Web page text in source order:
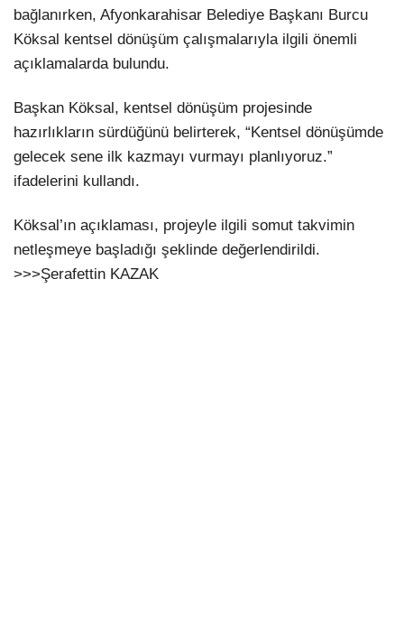
bağlanırken, Afyonkarahisar Belediye Başkanı Burcu
Köksal kentsel dönüşüm çalışmalarıyla ilgili önemli
açıklamalarda bulundu.
Başkan Köksal, kentsel dönüşüm projesinde
hazırlıkların sürdüğünü belirterek, “Kentsel dönüşümde
gelecek sene ilk kazmayı vurmayı planlıyoruz.”
ifadelerini kullandı.
Köksal’ın açıklaması, projeyle ilgili somut takvimin
netleşmeye başladığı şeklinde değerlendirildi.
>>>Şerafettin KAZAK